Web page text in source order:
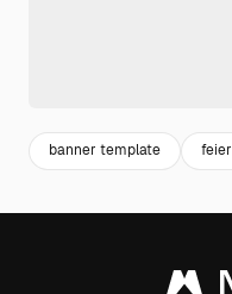
banner template feier